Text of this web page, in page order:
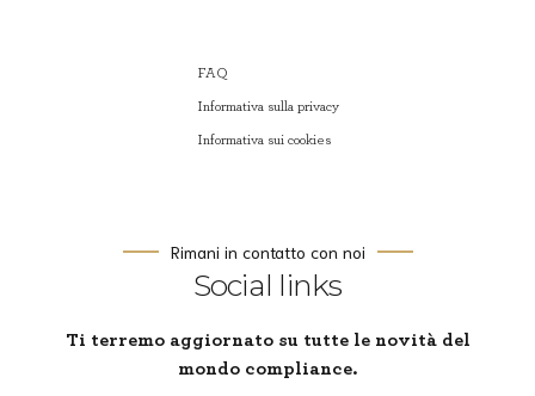
FAQ
Informativa sulla privacy
Informativa sui cookies
Rimani in contatto con noi
Social links
Ti terremo aggiornato su tutte le novità del
mondo compliance.